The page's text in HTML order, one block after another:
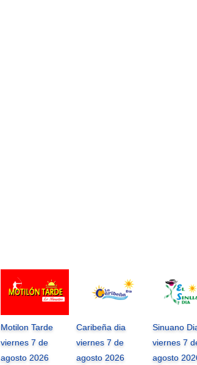
Motilon Tarde
viernes 7 de
agosto 2026
Caribeña dia
viernes 7 de
agosto 2026
Sinuano
viernes 7
agosto